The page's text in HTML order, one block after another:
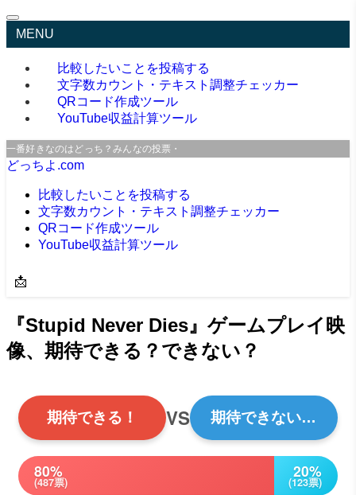
MENU
比較したいことを投稿する
文字数カウント・テキスト調整チェッカー
QRコード作成ツール
YouTube収益計算ツール
一番好きなのはどっち？みんなの投票・口コミサイト
どっちよ.com
比較したいことを投稿する
文字数カウント・テキスト調整チェッカー
QRコード作成ツール
YouTube収益計算ツール
📩
『Stupid Never Dies』ゲームプレイ映
像、期待できる？できない？
期待できる！ VS 期待できない…
80%
(487票)
20%
(123票)